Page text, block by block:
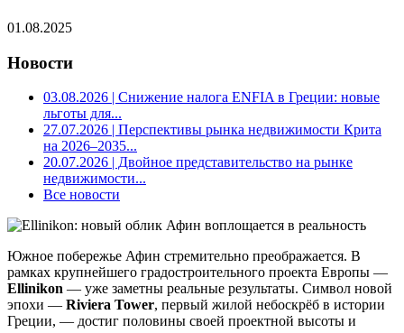
01.08.2025
Новости
03.08.2026 | Снижение налога ENFIA в Греции: новые
льготы для...
27.07.2026 | Перспективы рынка недвижимости Крита
на 2026–2035...
20.07.2026 | Двойное представительство на рынке
недвижимости...
Все новости
Южное побережье Афин стремительно преображается. В
рамках крупнейшего градостроительного проекта Европы —
Ellinikon — уже заметны реальные результаты. Символ новой
эпохи — Riviera Tower, первый жилой небоскрёб в истории
Греции, — достиг половины своей проектной высоты и